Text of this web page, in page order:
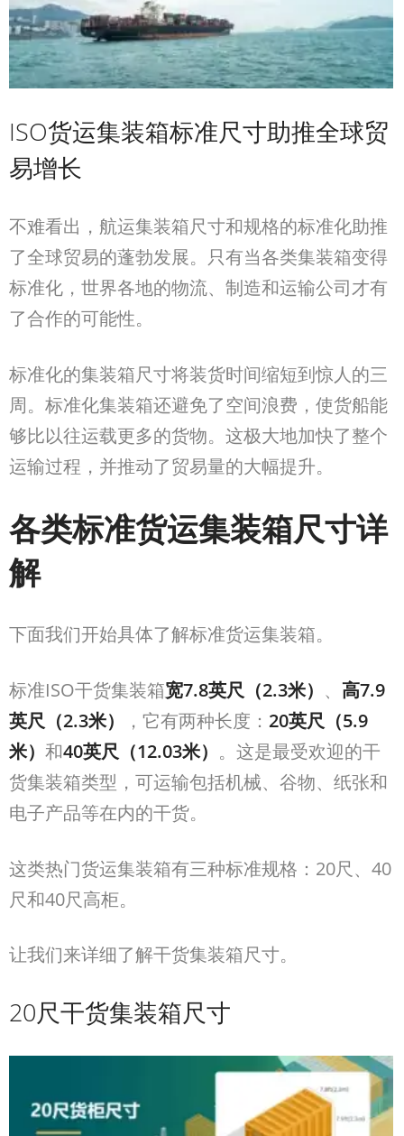
ISO货运集装箱标准尺寸助推全球贸
易增长
不难看出，航运集装箱尺寸和规格的标准化助推
了全球贸易的蓬勃发展。只有当各类集装箱变得
标准化，世界各地的物流、制造和运输公司才有
了合作的可能性。
标准化的集装箱尺寸将装货时间缩短到惊人的三
周。标准化集装箱还避免了空间浪费，使货船能
够比以往运载更多的货物。这极大地加快了整个
运输过程，并推动了贸易量的大幅提升。
各类标准货运集装箱尺寸详
解
下面我们开始具体了解标准货运集装箱。
标准ISO干货集装箱宽7.8英尺（2.3米） 、 高7.9
英尺（2.3米） ，它有两种长度： 20英尺（5.9
米） 和40英尺（12.03米） 。这是最受欢迎的干
货集装箱类型，可运输包括机械、谷物、纸张和
电子产品等在内的干货。
这类热门货运集装箱有三种标准规格：20尺、 40
尺和40尺高柜。
让我们来详细了解干货集装箱尺寸。
20尺干货集装箱尺寸